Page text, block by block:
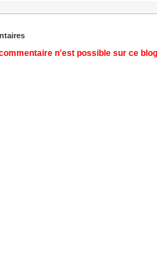
n'est possible sur ce